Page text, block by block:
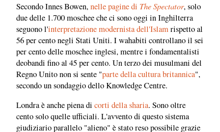
Secondo Innes Bowen,nelle pagine di The Spectator, solo
due delle 1.700 moschee che ci sono oggi in Inghilterra
seguono l'interpretazione modernista dell'Islamrispetto al
56 per cento negli Stati Uniti. I wahabiti controllano il sei
per cento delle moschee inglesi, mentre i fondamentalisti
deobandi fino al 45 per cento. Un terzo dei musulmani del
Regno Unito non si sente "parte della cultura britannica",
secondo un sondaggio dello Knowledge Centre.
Londra è anche piena di corti della sharia. Sono oltre
cento solo quelle ufficiali. L'avvento di questo sistema
giudiziario parallelo "alieno" è stato reso possibile grazie